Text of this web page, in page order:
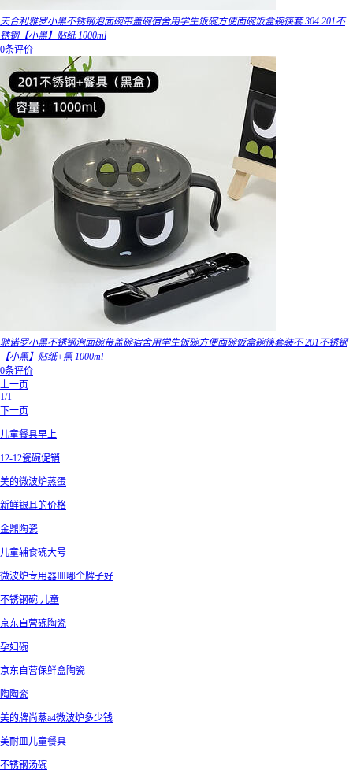
天合利雅罗小黑不锈钢泡面碗带盖碗宿舍用学生饭碗方便面碗饭盒碗筷套 304 201不
锈钢【小黑】贴纸 1000ml
0条评价
驰诺罗小黑不锈钢泡面碗带盖碗宿舍用学生饭碗方便面碗饭盒碗筷套装不 201不锈钢
【小黑】贴纸+黑 1000ml
0条评价
上一页
1/1
下一页
儿童餐具早上
12-12瓷碗促销
美的微波炉蒸蛋
新鲜银耳的价格
金鼎陶瓷
儿童辅食碗大号
微波炉专用器皿哪个牌子好
不锈钢碗 儿童
京东自营碗陶瓷
孕妇碗
京东自营保鲜盒陶瓷
陶陶瓷
美的牌尚蒸a4微波炉多少钱
美耐皿儿童餐具
不锈钢汤碗